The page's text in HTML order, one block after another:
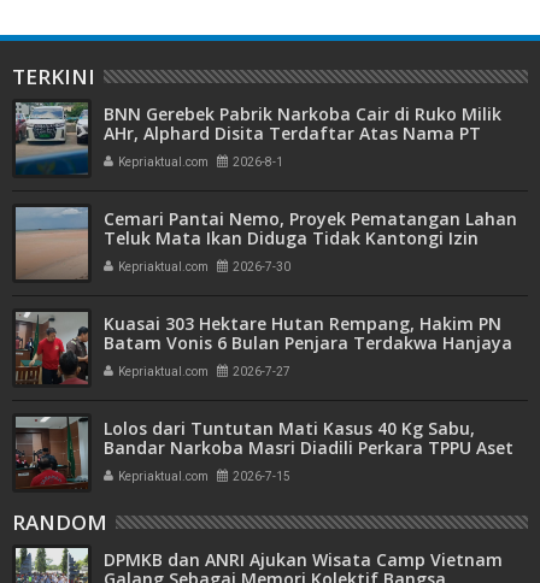
TERKINI
BNN Gerebek Pabrik Narkoba Cair di Ruko Milik
AHr, Alphard Disita Terdaftar Atas Nama PT
Mitra Usaha Properti
Kepriaktual.com 2026-8-1
Cemari Pantai Nemo, Proyek Pematangan Lahan
Teluk Mata Ikan Diduga Tidak Kantongi Izin
Amdal
Kepriaktual.com 2026-7-30
Kuasai 303 Hektare Hutan Rempang, Hakim PN
Batam Vonis 6 Bulan Penjara Terdakwa Hanjaya
Kepriaktual.com 2026-7-27
Lolos dari Tuntutan Mati Kasus 40 Kg Sabu,
Bandar Narkoba Masri Diadili Perkara TPPU Aset
Miliaran
Kepriaktual.com 2026-7-15
RANDOM
DPMKB dan ANRI Ajukan Wisata Camp Vietnam